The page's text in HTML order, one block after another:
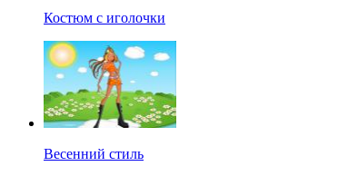
Костюм с иголочки
Весенний стиль